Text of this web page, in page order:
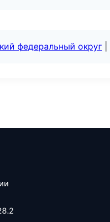
федеральный округ